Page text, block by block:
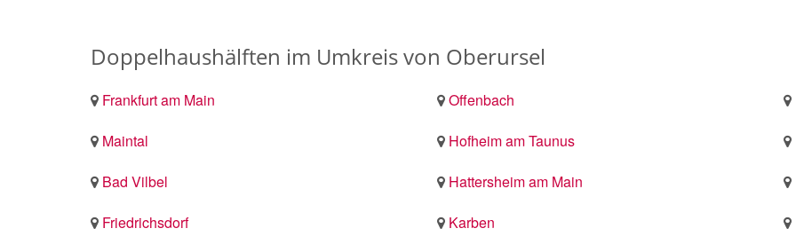
Doppelhaushälften im Umkreis von Oberursel
Frankfurt am Main Offenbach
Maintal
Hofheim am Taunus
Bad Vilbel
Hattersheim am Main
Friedrichsdorf
Karben